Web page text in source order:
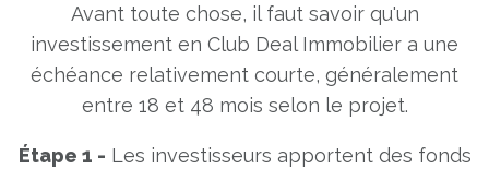
Avant toute chose, il faut savoir qu'un
investissement en Club Deal Immobilier a une
échéance relativement courte, généralement
entre 18 et 48 mois selon le projet.
Étape 1 - Les investisseurs apportent des fonds